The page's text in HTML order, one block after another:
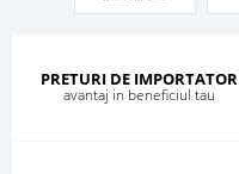
PRETURI DE IMPORTATOR
avantaj in beneficiul tau